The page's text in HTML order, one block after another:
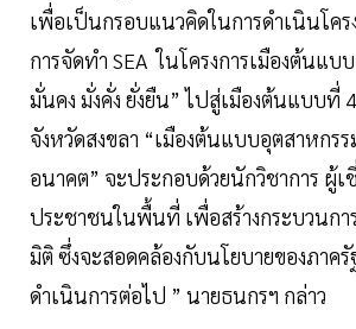
เพื่อเป็นกรอบแนวคิดในการดำเนินโคร
การจัดทำ SEA ในโครงการเมืองต้นแบ
มั่นคง มั่งคั่ง ยั่งยืน” ไปสู่เมืองต้นแบบที่
จังหวัดสงขลา “เมืองต้นแบบอุตสาหกร
อนาคต” จะประกอบด้วยนักวิชาการ ผู้
ประชาชนในพื้นที่ เพื่อสร้างกระบวนกา
มิติ ซึ่งจะสอดคล้องกับนโยบายของภาค
ดำเนินการต่อไป ” นายธนกรฯ กล่าว